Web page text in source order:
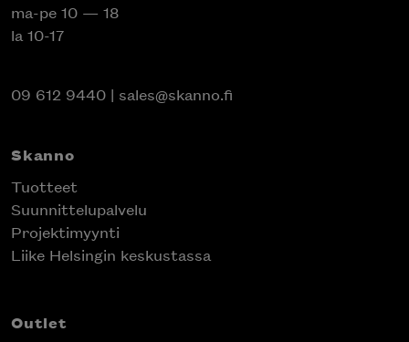
ma-pe 10 — 18
la 10-17
09 612 9440 | sales@skanno.fi
Skanno
Tuotteet
Suunnittelupalvelu
Projektimyynti
Liike Helsingin keskustassa
Outlet